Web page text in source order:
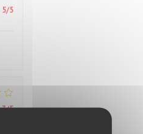
5/5
3/5